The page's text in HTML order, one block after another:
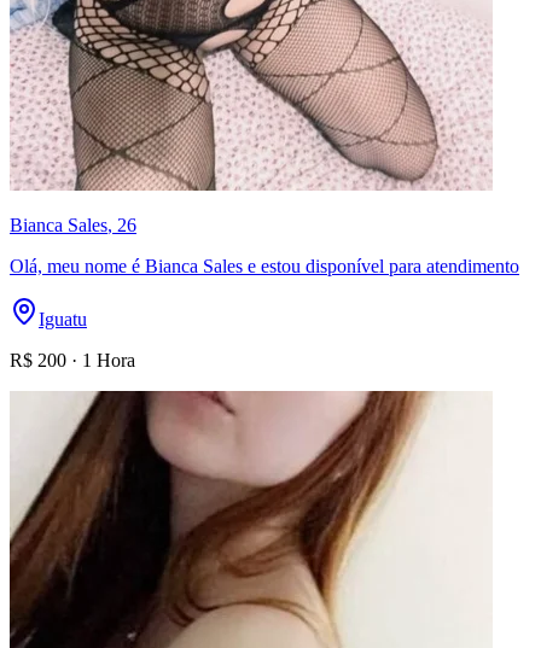
Bianca Sales, 26
Olá, meu nome é Bianca Sales e estou disponível para atendimento
Iguatu
R$ 200 · 1 Hora